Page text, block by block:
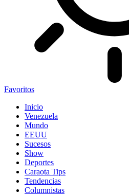
Favoritos
Inicio
Venezuela
Mundo
EEUU
Sucesos
Show
Deportes
Caraota Tips
Tendencias
Columnistas